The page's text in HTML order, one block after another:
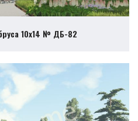
10х14 № ДБ-82